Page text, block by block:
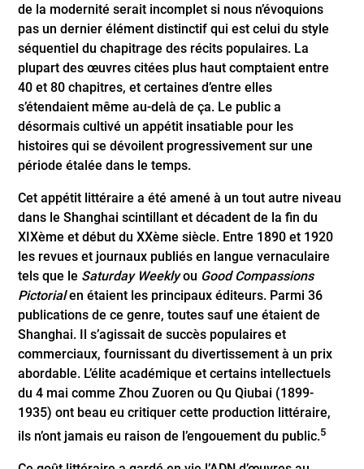
de la modernité serait incomplet si nous n’évoquions
pas un dernier élément distinctif qui est celui du style
séquentiel du chapitrage des récits populaires. La
plupart des œuvres citées plus haut comptaient entre
40 et 80 chapitres, et certaines d’entre elles
s’étendaient même au-delà de ça. Le public a
désormais cultivé un appétit insatiable pour les
histoires qui se dévoilent progressivement sur une
période étalée dans le temps.
Cet appétit littéraire a été amené à un tout autre niveau
dans le Shanghai scintillant et décadent de la fin du
XIXème et début du XXème siècle. Entre 1890 et 1920
les revues et journaux publiés en langue vernaculaire
tels que le Saturday Weeklyou Good Compassions
Pictorialen étaient les principaux éditeurs. Parmi 36
publications de ce genre, toutes sauf une étaient de
Shanghai. Il s’agissait de succès populaires et
commerciaux, fournissant du divertissement à un prix
abordable. L’élite académique et certains intellectuels
du 4 mai comme Zhou Zuoren ou Qu Qiubai (1899-
1935) ont beau eu critiquer cette production littéraire,
ils n’ont jamais eu raison de l’engouement du public.5